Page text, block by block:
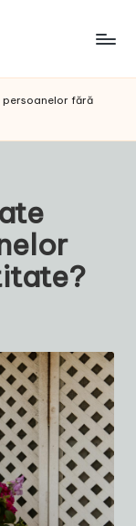
persoanelor fără